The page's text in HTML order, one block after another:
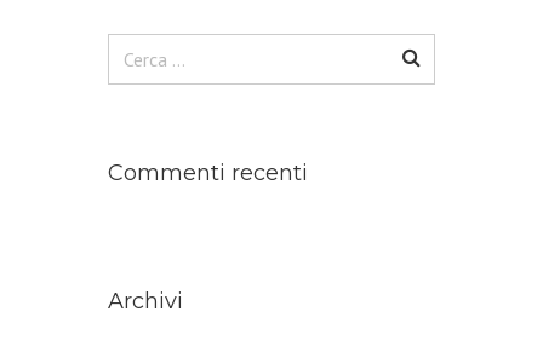
Commenti recenti
Archivi